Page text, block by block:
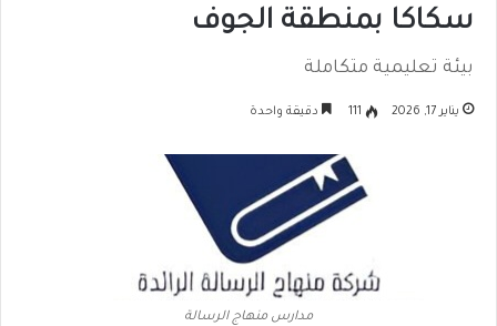
سكاكا بمنطقة الجوف
بيئة تعليمية متكاملة
يناير 17, 2026 111 دقيقة واحدة
مدارس منهاج الرسالة